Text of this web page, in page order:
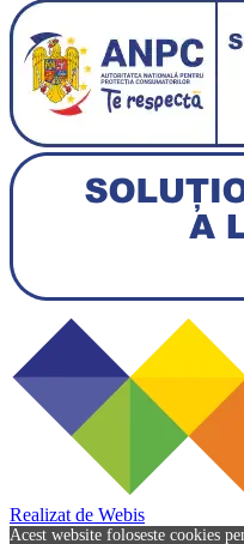
Realizat de Webis
Acest website foloseste cookies